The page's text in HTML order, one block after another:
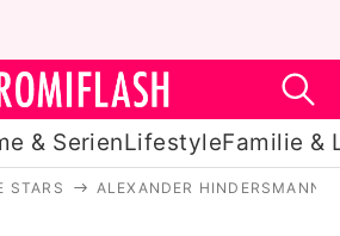
& SerienLifestyleFamilie &
STARS ALEXANDER HINDERSMANN